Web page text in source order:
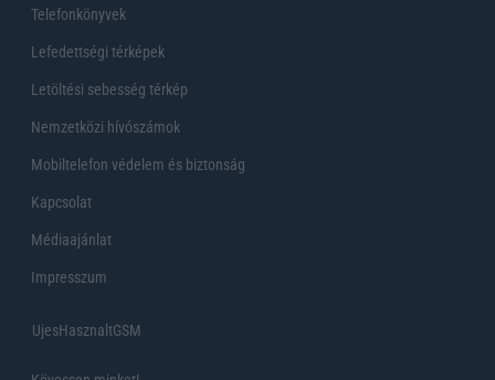
Telefonkönyvek
Lefedettségi térképek
Letöltési sebesség térkép
Nemzetközi hívószámok
Mobiltelefon védelem és biztonság
Kapcsolat
Médiaajánlat
Impresszum
UjesHasznaltGSM